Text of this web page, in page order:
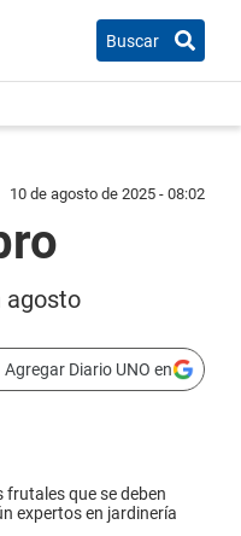
Buscar
10 de agosto de 2025 - 08:02
agosto
Agregar Diario UNO en
frutales que se deben
expertos en jardinería